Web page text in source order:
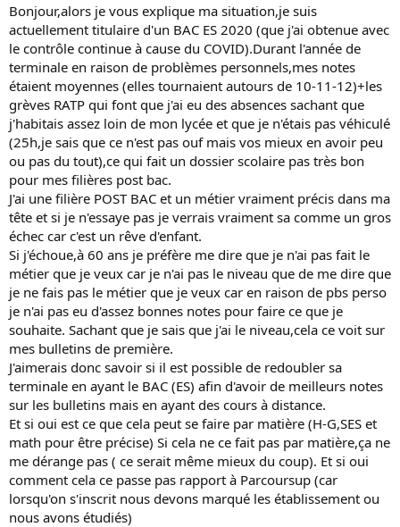
a
d
i
s
c
u
s
i
o
n
u
t
Bonjour,alors je vous explique ma situation,je suis
actuellement titulaire d'un BAC ES 2020 (que j'ai obtenue avec
le contrôle continue à cause du COVID).Durant l'année de
terminale en raison de problèmes personnels,mes notes
étaient moyennes (elles tournaient autours de 10-11-12)+les
grèves RATP qui font que j'ai eu des absences sachant que
j'habitais assez loin de mon lycée et que je n'étais pas véhiculé
(25h,je sais que ce n'est pas ouf mais vos mieux en avoir peu
ou pas du tout),ce qui fait un dossier scolaire pas très bon
pour mes filières post bac.
J'ai une filière POST BAC et un métier vraiment précis dans ma
tête et si je n'essaye pas je verrais vraiment sa comme un gros
échec car c'est un rêve d'enfant.
Si j'échoue,à 60 ans je préfère me dire que je n'ai pas fait le
métier que je veux car je n'ai pas le niveau que de me dire que
je ne fais pas le métier que je veux car en raison de pbs perso
je n'ai pas eu d'assez bonnes notes pour faire ce que je
souhaite. Sachant que je sais que j'ai le niveau,cela ce voit sur
mes bulletins de première.
J'aimerais donc savoir si il est possible de redoubler sa
terminale en ayant le BAC (ES) afin d'avoir de meilleurs notes
sur les bulletins mais en ayant des cours à distance.
Et si oui est ce que cela peut se faire par matière (H-G,SES et
math pour être précise) Si cela ne ce fait pas par matière,ça ne
me dérange pas ( ce serait même mieux du coup). Et si oui
comment cela ce passe pas rapport à Parcoursup (car
lorsqu'on s'inscrit nous devons marqué les établissement ou
nous avons étudiés)